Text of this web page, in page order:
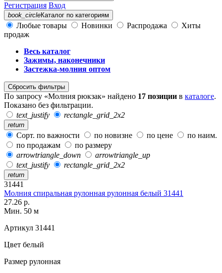
Регистрация Вход
book_circleКаталог по категориям
Любые товары Новинки Распродажа
Хиты
продаж
Весь каталог
Зажимы, наконечники
Застежка-молния оптом
Сбросить фильтры
По запросу «Молния рюкзак» найдено 17 позиции в каталоге.
Показано без фильтрации.
text_justify
rectangle_grid_2x2
return
Сорт. по важности по новизне по цене
по наим.
по продажам
по размеру
arrowtriangle_down
arrowtriangle_up
text_justify
rectangle_grid_2x2
return
31441
Молния спиральная рулонная рулонная белый 31441
27.26 р.
Мин. 50 м
Артикул 31441
Цвет белый
Размер рулонная